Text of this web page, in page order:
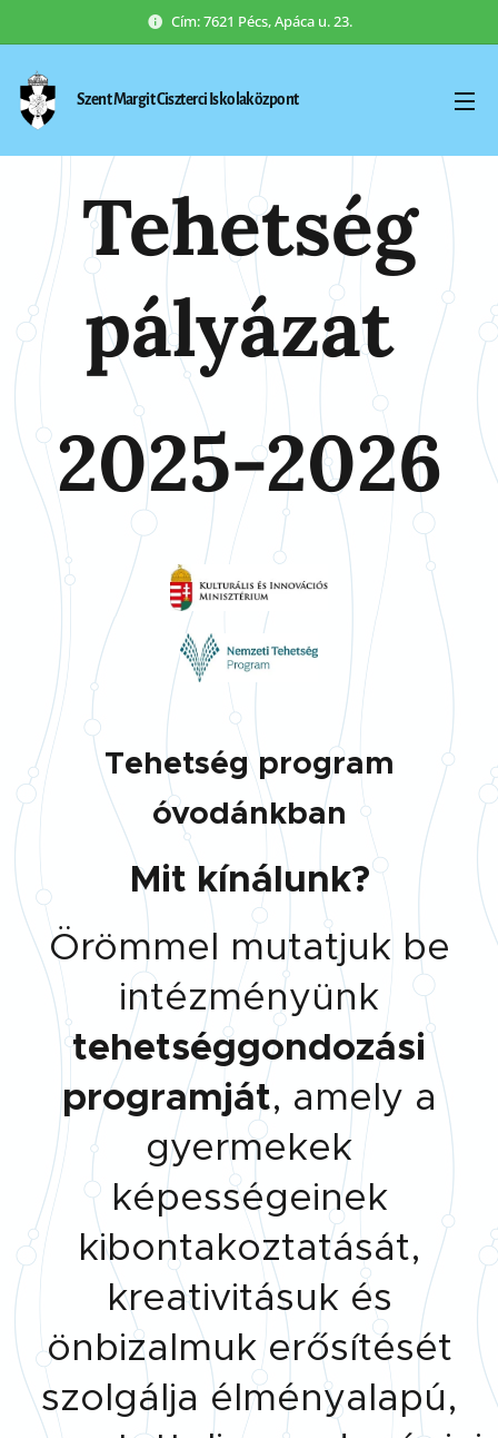
Cím: 7621 Pécs, Apáca u. 23.
Szent Margit Ciszterci Iskolaközpont
Tehetség
pályázat
2025-2026
Tehetség program
óvodánkban
Mit kínálunk?
Örömmel mutatjuk be
intézményünk
tehetséggondozási
programját, amely a
gyermekek
képességeinek
kibontakoztatását,
kreativitásuk és
önbizalmuk erősítését
szolgálja élményalapú,